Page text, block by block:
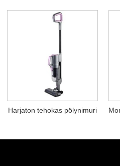
Harjaton tehokas pölynimuri